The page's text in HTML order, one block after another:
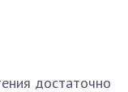
достаточно